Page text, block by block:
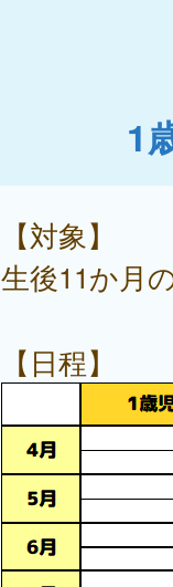
1
【対象】
生後11か月
【日程】